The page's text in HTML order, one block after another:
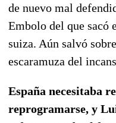
de nuevo mal
Embolo del que sacó
suiza. Aún salvó
escaramuza del
España necesitaba
reprogramarse, y